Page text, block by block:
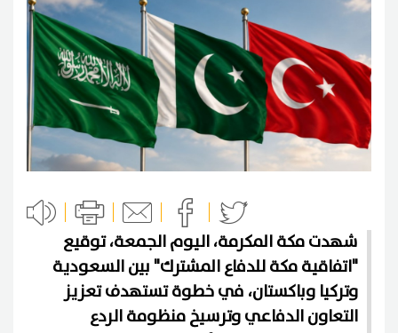
شهدت مكة المكرمة، اليوم الجمعة، توقيع
"اتفاقية مكة للدفاع المشترك" بين السعودية
وتركيا وباكستان، في خطوة تستهدف تعزيز
التعاون الدفاعي وترسيخ منظومة الردع